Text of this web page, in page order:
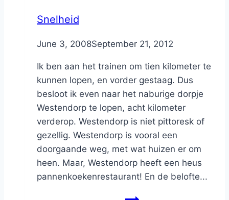
Snelheid
ByNicole
June 3, 2008September 21, 2012
Ik ben aan het trainen om tien kilometer te
kunnen lopen, en vorder gestaag. Dus
besloot ik even naar het naburige dorpje
Westendorp te lopen, acht kilometer
verderop. Westendorp is niet pittoresk of
gezellig. Westendorp is vooral een
doorgaande weg, met wat huizen er om
heen. Maar, Westendorp heeft een heus
pannenkoekenrestaurant! En de belofte...